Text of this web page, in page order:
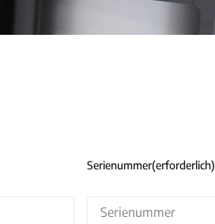
Serienummer(erforderlich)